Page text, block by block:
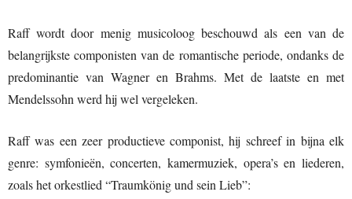
Raff wordt door menig musicoloog beschouwd als een van de
belangrijkste componisten van de romantische periode, ondanks de
predominantie van Wagner en Brahms. Met de laatste en met
Mendelssohn werd hij wel vergeleken.
Raff was een zeer productieve componist, hij schreef in bijna elk
genre: symfonieën, concerten, kamermuziek, opera’s en liederen,
zoals het orkestlied “Traumkönig und sein Lieb”: